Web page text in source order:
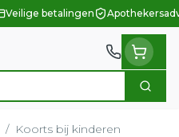
Veilige betalingen
Zoek
/ Koorts bij kinderen